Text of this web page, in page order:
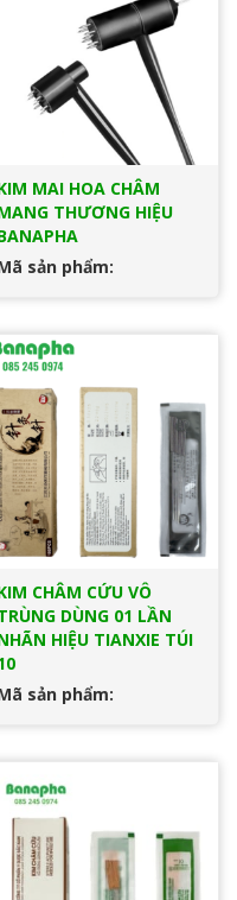
MAI HOA CHÂM
THƯƠNG HIỆU
sản phẩm:
CHÂM CỨU VÔ
DÙNG 01 LẦN
HIỆU TIANXIE TÚI
sản phẩm: